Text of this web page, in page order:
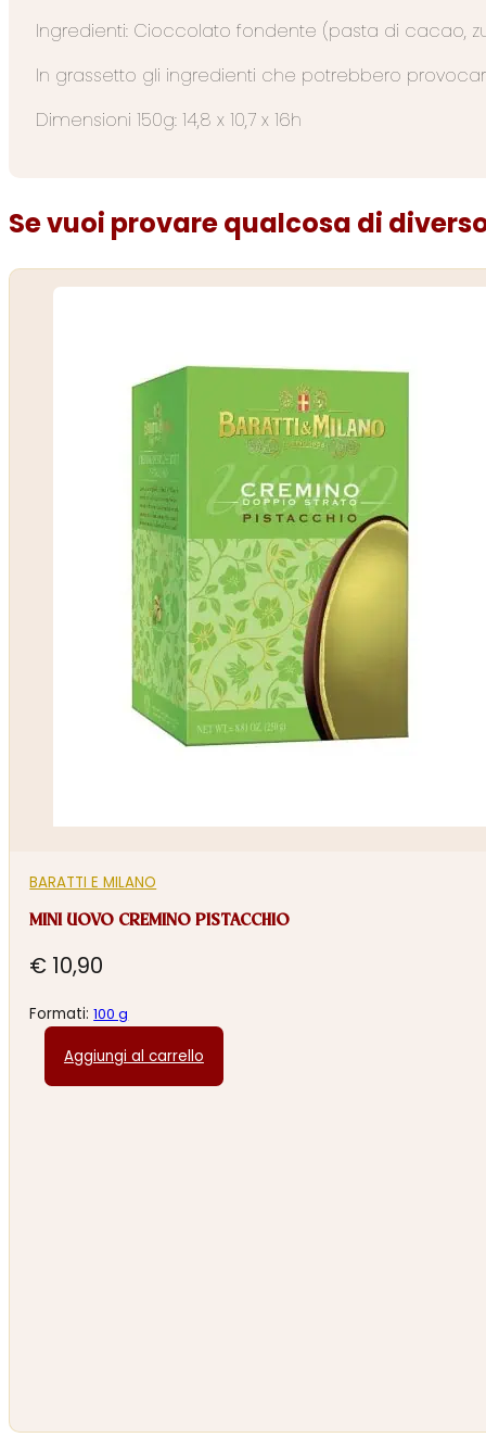
Ingredienti: Cioccolato fondente (pasta di cacao,
In grassetto gli ingredienti che potrebbero
Dimensioni 150g: 14,8 x 10,7 x 16h
Se vuoi provare qualcosa di
BARATTI E MILANO
MINI UOVO CREMINO PISTACCHIO
€ 10,90
Formati:100 g
Aggiungi al carrello